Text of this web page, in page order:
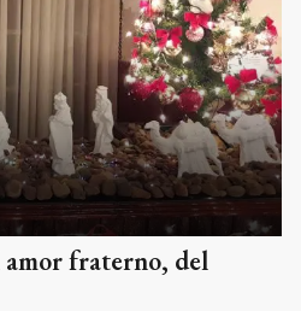
amor fraterno, del